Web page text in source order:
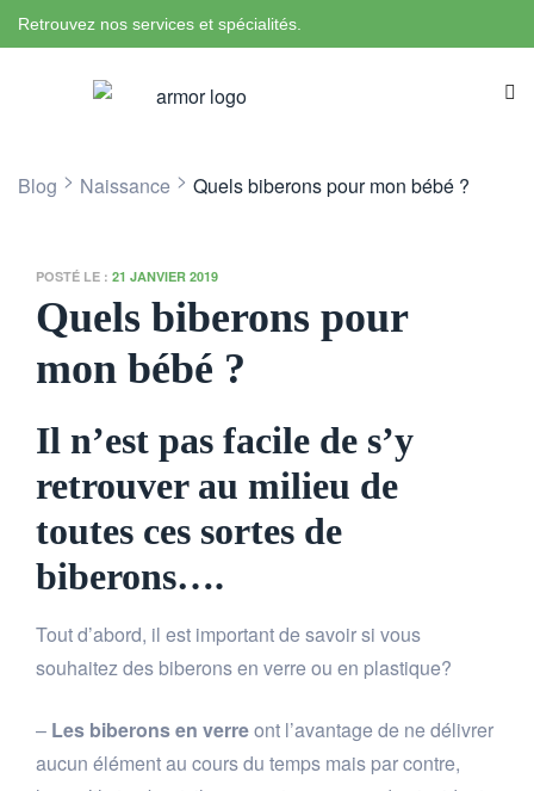
Retrouvez nos services et spécialités.
Blog > Naissance > Quels biberons pour mon bébé ?
POSTÉ LE : 21 JANVIER 2019
Quels biberons pour
mon bébé ?
Il n’est pas facile de s’y
retrouver au milieu de
toutes ces sortes de
biberons….
Tout d’abord, il est important de savoir si vous
souhaitez des biberons en verre ou en plastique?
– Les biberons en verreont l’avantage de ne délivrer
aucun élément au cours du temps mais par contre,